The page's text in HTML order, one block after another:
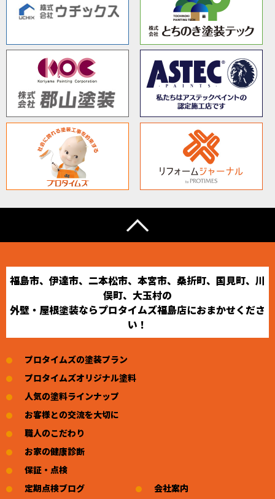
福島市、伊達市、二本松市、本宮市、桑折町、国見町、川
俣町、大玉村の
外壁・屋根塗装ならプロタイムズ福島店におまかせくださ
い！
プロタイムズの塗装プラン
プロタイムズオリジナル塗料
人気の塗料ラインナップ
お客様との交流を大切に
職人のこだわり
お家の健康診断
保証・点検
定期点検ブログ
会社案内